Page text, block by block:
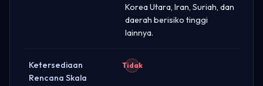
Korea Utara, Iran, Suriah, dan
daerah berisiko tinggi
lainnya.
Ketersediaan
Rencana Skala
Tidak